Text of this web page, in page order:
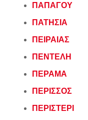
ΠΑΠΑΓΟΥ
ΠΑΤΗΣΙΑ
ΠΕΙΡΑΙΑΣ
ΠΕΝΤΕΛΗ
ΠΕΡΑΜΑ
ΠΕΡΙΣΣΟΣ
ΠΕΡΙΣΤΕΡΙ